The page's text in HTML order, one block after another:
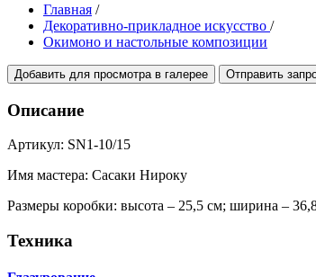
Главная /
Декоративно-прикладное искусство /
Окимоно и настольные композиции
Добавить для просмотра в галерее Отправить
Описание
Артикул: SN1-10/15
Имя мастера: Сасаки Нироку
Размеры коробки: высота – 25,5 см; ширина –
Техника